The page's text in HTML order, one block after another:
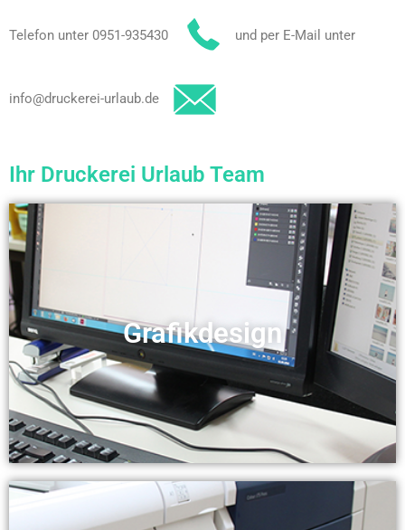
Telefon unter 0951-935430 und per E-Mail unter
info@druckerei-urlaub.de
Ihr Druckerei Urlaub Team
Grafikdesign